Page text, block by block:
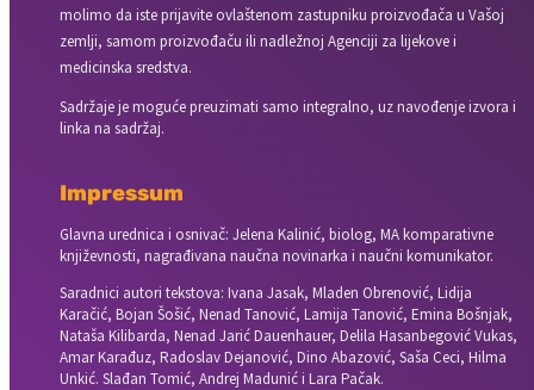
molimo da iste prijavite ovlaštenom zastupniku proizvođača u Vašoj
zemlji, samom proizvođaču ili nadležnoj Agenciji za lijekove i
medicinska sredstva.
Sadržaje je moguće preuzimati samo integralno, uz navođenje izvora i
linka na sadržaj.
Impressum
Glavna urednica i osnivač: Jelena Kalinić, biolog, MA komparativne
književnosti, nagrađivana naučna novinarka i naučni komunikator.
Saradnici autori tekstova: Ivana Jasak, Mladen Obrenović, Lidija
Karačić, Bojan Šošić, Nenad Tanović, Lamija Tanović, Emina Bošnjak,
Nataša Kilibarda, Nenad Jarić Dauenhauer, Delila Hasanbegović Vukas,
Amar Karađuz, Radoslav Dejanović, Dino Abazović, Saša Ceci, Hilma
Unkić. Slađan Tomić, Andrej Madunić i Lara Pačak.